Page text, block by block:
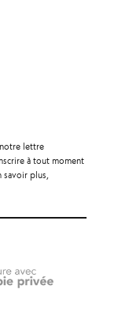
lettre
à tout moment
plus,